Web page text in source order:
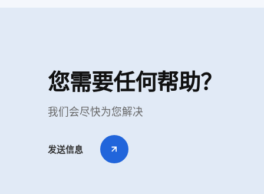
您需要任何帮助？
我们会尽快为您解决
发送信息